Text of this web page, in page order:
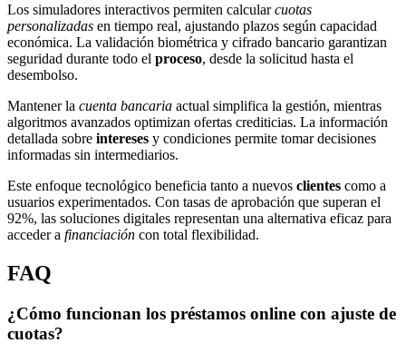
Los simuladores interactivos permiten calcularcuotas
personalizadas en tiempo real, ajustando plazos según capacidad
económica. La validación biométrica y cifrado bancario garantizan
seguridad durante todo el proceso, desde la solicitud hasta el
desembolso.
Mantener la cuenta bancaria actual simplifica la gestión, mientras
algoritmos avanzados optimizan ofertas crediticias. La información
detallada sobre intereses y condiciones permite tomar decisiones
informadas sin intermediarios.
Este enfoque tecnológico beneficia tanto a nuevos clientes como a
usuarios experimentados. Con tasas de aprobación que superan el
92%, las soluciones digitales representan una alternativa eficaz para
acceder a financiación con total flexibilidad.
FAQ
¿Cómo funcionan los préstamos online con ajuste de
cuotas?